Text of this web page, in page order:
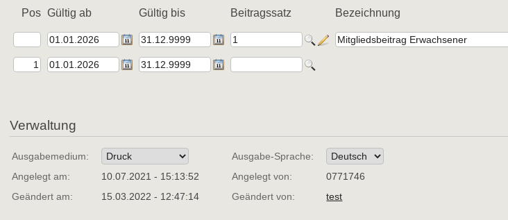
Pos Gültig ab Gültig bis Beitragssatz Bezeichnung
Verwaltung
Ausgabemedium:
Ausgabe-Sprache:
Angelegt am:
10.07.2021 - 15:13:52 Angelegt von:
0771746
Geändert am:
15.03.2022 - 12:47:14 Geändert von: test